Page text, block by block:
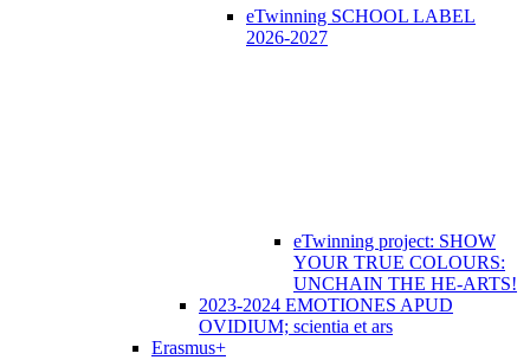
eTwinning SCHOOL LABEL
2026-2027
eTwinning project: SHOW
YOUR TRUE COLOURS:
UNCHAIN THE HE-ARTS!
2023-2024 EMOTIONES APUD
OVIDIUM; scientia et ars
Erasmus+